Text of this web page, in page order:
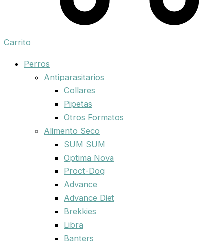
Carrito
Perros
Antiparasitarios
Collares
Pipetas
Otros Formatos
Alimento Seco
SUM SUM
Optima Nova
Proct-Dog
Advance
Advance Diet
Brekkies
Libra
Banters